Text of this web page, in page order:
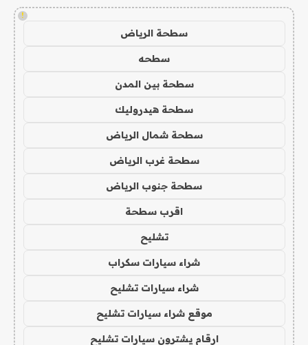
!
سطحة الرياض
سطحه
سطحة بين المدن
سطحة هيدروليك
سطحة شمال الرياض
سطحة غرب الرياض
سطحة جنوب الرياض
اقرب سطحة
تشليح
شراء سيارات سكراب
شراء سيارات تشليح
موقع شراء سيارات تشليح
ارقام يشترون سيارات تشليح